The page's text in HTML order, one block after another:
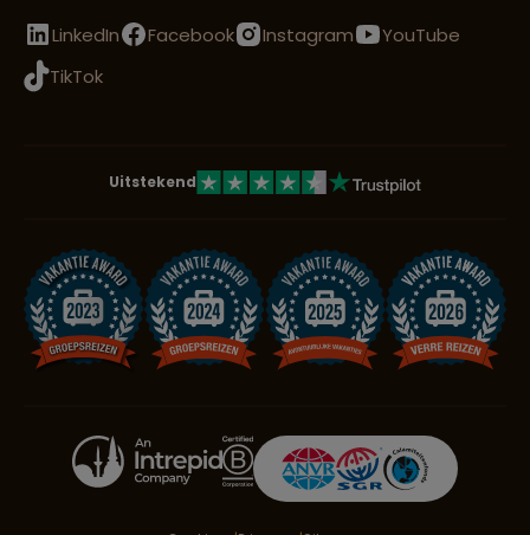
LinkedIn
Facebook Instagram
YouTube
TikTok
Uitstekend